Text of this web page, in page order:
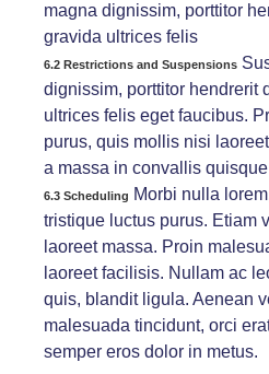
magna dignissim, porttitor
gravida ultrices felis
6.2 Restrictions and Suspensions
dignissim, porttitor hendrerit
ultrices felis eget faucibus.
purus, quis mollis nisi
a massa in convallis
6.3 Scheduling Morbi nulla
tristique luctus purus. Etiam
laoreet massa. Proin
laoreet facilisis. Nullam ac
quis, blandit ligula. Aenean
malesuada tincidunt, orci
semper eros dolor in metus.